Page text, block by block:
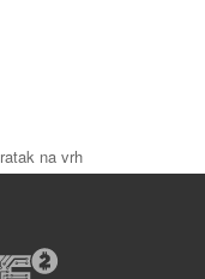
na vrh